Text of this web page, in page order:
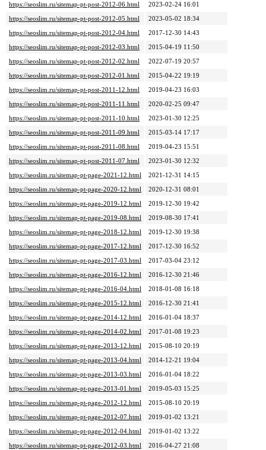
https://seoslim.ru/sitemap-pt-post-2012-06.html
2023-02-24 16:01
https://seoslim.ru/sitemap-pt-post-2012-05.html
2023-05-02 18:34
https://seoslim.ru/sitemap-pt-post-2012-04.html
2017-12-30 14:43
https://seoslim.ru/sitemap-pt-post-2012-03.html
2015-04-19 11:50
https://seoslim.ru/sitemap-pt-post-2012-02.html
2022-07-19 20:57
https://seoslim.ru/sitemap-pt-post-2012-01.html
2015-04-22 19:19
https://seoslim.ru/sitemap-pt-post-2011-12.html
2019-04-23 16:03
https://seoslim.ru/sitemap-pt-post-2011-11.html
2020-02-25 09:47
https://seoslim.ru/sitemap-pt-post-2011-10.html
2023-01-30 12:25
https://seoslim.ru/sitemap-pt-post-2011-09.html
2015-03-14 17:17
https://seoslim.ru/sitemap-pt-post-2011-08.html
2019-04-23 15:51
https://seoslim.ru/sitemap-pt-post-2011-07.html
2023-01-30 12:32
https://seoslim.ru/sitemap-pt-page-2021-12.html
2021-12-31 14:15
https://seoslim.ru/sitemap-pt-page-2020-12.html
2020-12-31 08:01
https://seoslim.ru/sitemap-pt-page-2019-12.html
2019-12-30 19:42
https://seoslim.ru/sitemap-pt-page-2019-08.html
2019-08-30 17:41
https://seoslim.ru/sitemap-pt-page-2018-12.html
2019-12-30 19:38
https://seoslim.ru/sitemap-pt-page-2017-12.html
2017-12-30 16:52
https://seoslim.ru/sitemap-pt-page-2017-03.html
2017-03-04 23:12
https://seoslim.ru/sitemap-pt-page-2016-12.html
2016-12-30 21:46
https://seoslim.ru/sitemap-pt-page-2016-04.html
2018-01-08 16:18
https://seoslim.ru/sitemap-pt-page-2015-12.html
2016-12-30 21:41
https://seoslim.ru/sitemap-pt-page-2014-12.html
2016-01-04 18:37
https://seoslim.ru/sitemap-pt-page-2014-02.html
2017-01-08 19:23
https://seoslim.ru/sitemap-pt-page-2013-12.html
2015-08-10 20:19
https://seoslim.ru/sitemap-pt-page-2013-04.html
2014-12-21 19:04
https://seoslim.ru/sitemap-pt-page-2013-03.html
2016-01-04 18:22
https://seoslim.ru/sitemap-pt-page-2013-01.html
2019-05-03 15:25
https://seoslim.ru/sitemap-pt-page-2012-12.html
2015-08-10 20:19
https://seoslim.ru/sitemap-pt-page-2012-07.html
2019-01-02 13:21
https://seoslim.ru/sitemap-pt-page-2012-04.html
2019-01-02 13:22
https://seoslim.ru/sitemap-pt-page-2012-03.html
2016-04-27 21:08